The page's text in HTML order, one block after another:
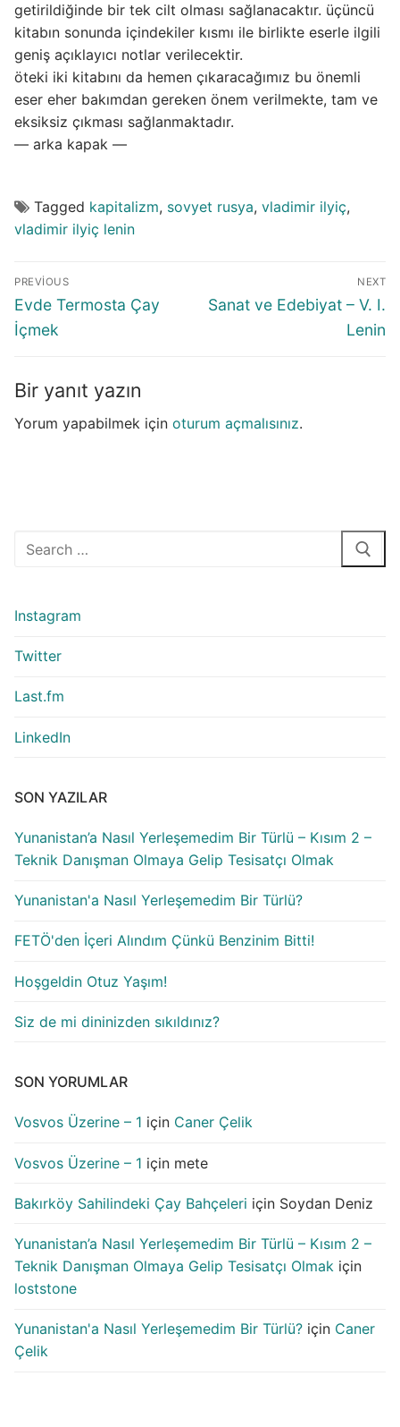
getirildiğinde bir tek cilt olması sağlanacaktır. üçüncü
kitabın sonunda içindekiler kısmı ile birlikte eserle ilgili
geniş açıklayıcı notlar verilecektir.
öteki iki kitabını da hemen çıkaracağımız bu önemli
eser eher bakımdan gereken önem verilmekte, tam ve
eksiksiz çıkması sağlanmaktadır.
— arka kapak —
Tagged kapitalizm, sovyet rusya, vladimir ilyiç,
vladimir ilyiç lenin
Yazı
gezinmesi
PREVIOUS
Previous
post:
Evde Termosta Çay
İçmek
NEXT
Next
Sanat ve Edebiyat – V. I.
Lenin
Bir yanıt yazın
Yorum yapabilmek için oturum açmalısınız.
Arama:
Instagram
Twitter
Last.fm
LinkedIn
SON YAZILAR
Yunanistan’a Nasıl Yerleşemedim Bir Türlü – Kısım 2 –
Teknik Danışman Olmaya Gelip Tesisatçı Olmak
Yunanistan'a Nasıl Yerleşemedim Bir Türlü?
FETÖ'den İçeri Alındım Çünkü Benzinim Bitti!
Hoşgeldin Otuz Yaşım!
Siz de mi dininizden sıkıldınız?
SON YORUMLAR
Vosvos Üzerine – 1 için Caner Çelik
Vosvos Üzerine – 1 için mete
Bakırköy Sahilindeki Çay Bahçeleri için Soydan Deniz
Yunanistan’a Nasıl Yerleşemedim Bir Türlü – Kısım 2 –
Teknik Danışman Olmaya Gelip Tesisatçı Olmak için
loststone
Yunanistan'a Nasıl Yerleşemedim Bir Türlü? için Caner
Çelik